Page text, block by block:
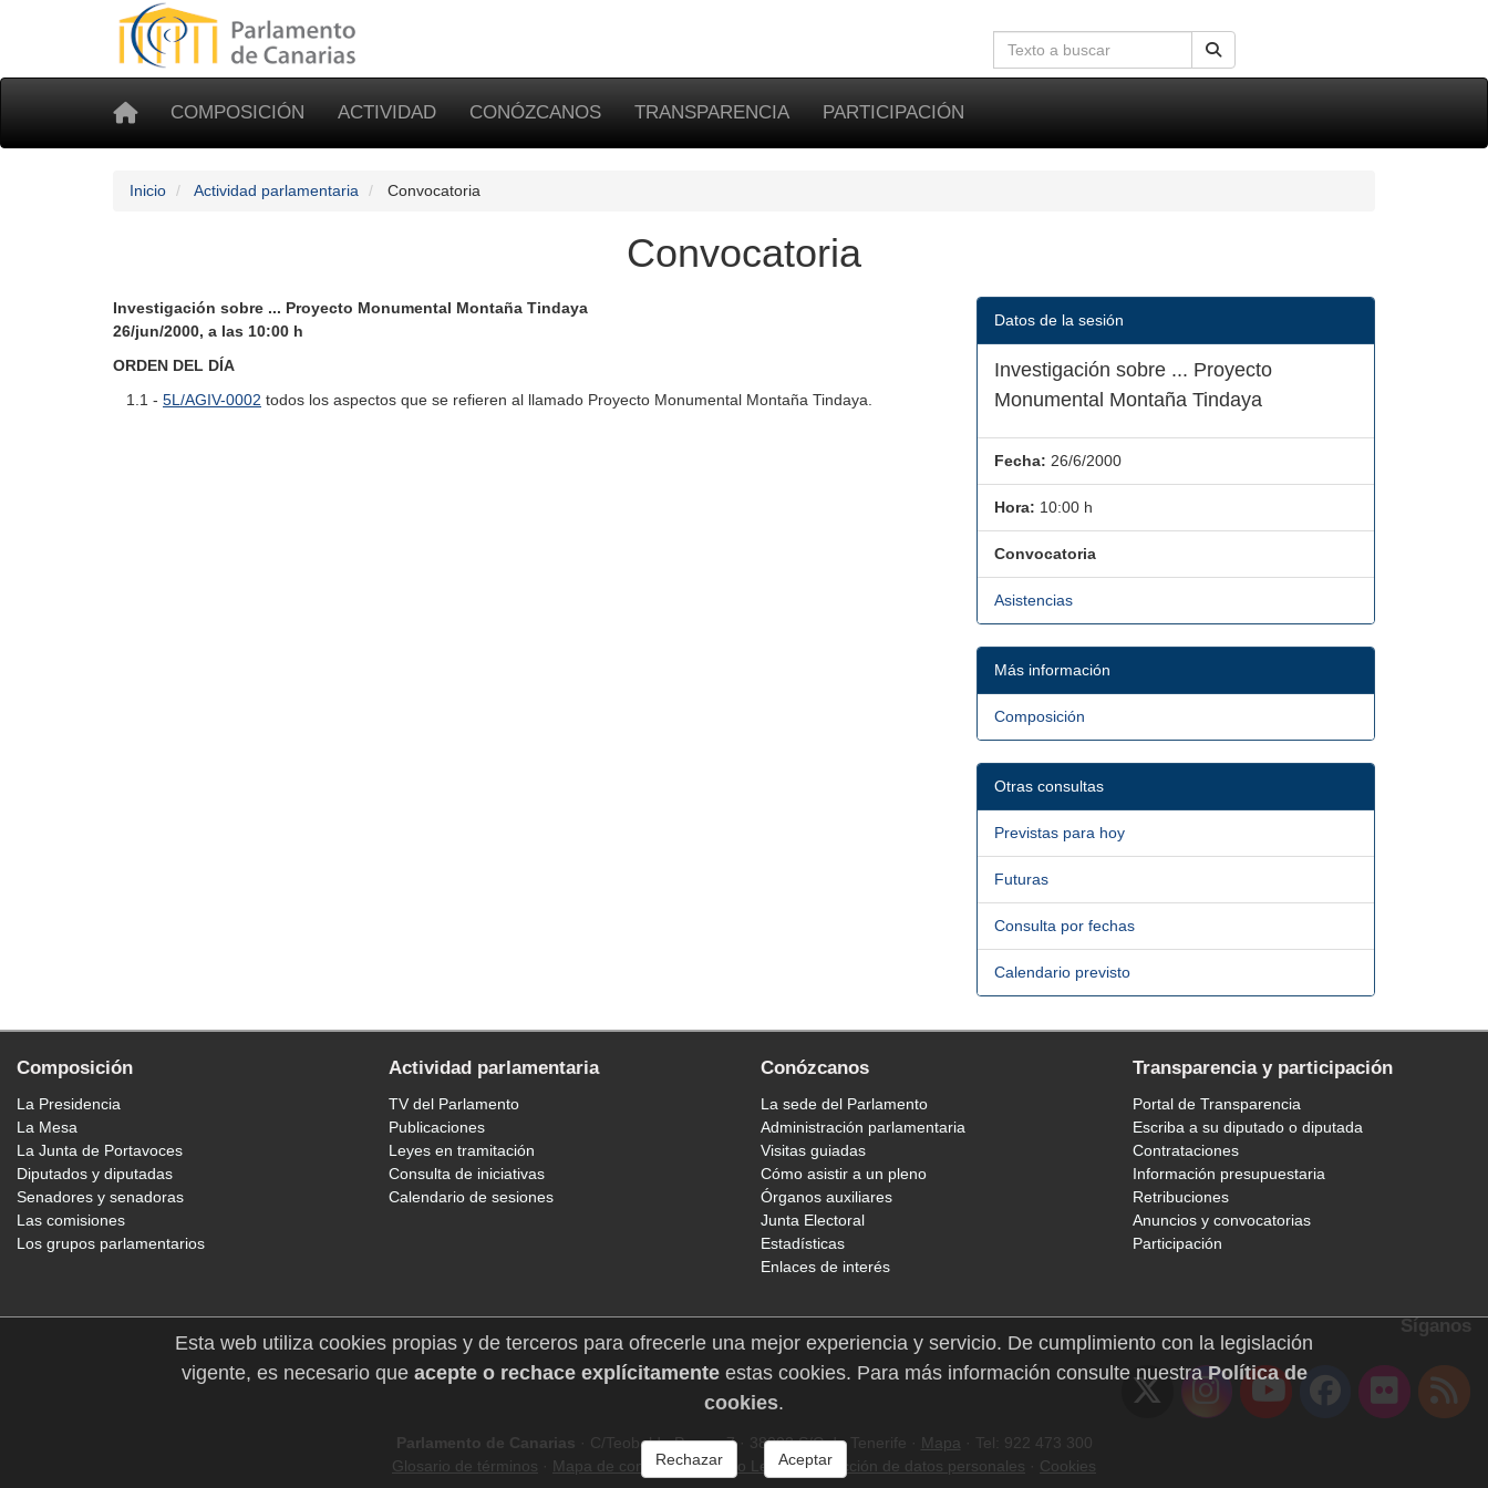
COMPOSICIÓN ACTIVIDAD CONÓZCANOS TRANSPARENCIA PARTICIPACIÓN
Inicio Actividad parlamentaria Convocatoria
Convocatoria
Investigación sobre ... Proyecto Monumental Montaña Tindaya
26/jun/2000, a las 10:00 h
ORDEN DEL DÍA
1.1 - 5L/AGIV-0002 todos los aspectos que se refieren al llamado Proyecto Monumental Montaña Tindaya.
Datos de la sesión
Investigación sobre ... Proyecto
Monumental Montaña Tindaya
Fecha: 26/6/2000
Hora: 10:00 h
Convocatoria
Asistencias
Más información
Composición
Otras consultas
Previstas para hoy
Futuras
Consulta por fechas
Calendario previsto
Composición
La Presidencia
La Mesa
La Junta de Portavoces
Diputados y diputadas
Senadores y senadoras
Las comisiones
Los grupos parlamentarios
Actividad parlamentaria
TV del Parlamento
Publicaciones
Leyes en tramitación
Consulta de iniciativas
Calendario de sesiones
Conózcanos
La sede del Parlamento
Administración parlamentaria
Visitas guiadas
Cómo asistir a un pleno
Órganos auxiliares
Junta Electoral
Estadísticas
Enlaces de interés
Transparencia y participación
Portal de Transparencia
Escriba a su diputado o diputada
Contrataciones
Información presupuestaria
Retribuciones
Anuncios y convocatorias
Participación
Síganos
Parlamento de Canarias · C/Teobaldo Power, 7 · 38002 S/C de Tenerife · Mapa · Tel: 922 473 300
Glosario de términos · Mapa de contenidos·Aviso Legal·Protección de datos personales · Cookies
Esta web utiliza cookies propias y de terceros para ofrecerle una mejor experiencia y servicio. De cumplimiento con la legislación
vigente, es necesario que acepte o rechace explícitamenteestas cookies. Para más información consulte nuestraPolítica de
cookies.
Rechazar Aceptar